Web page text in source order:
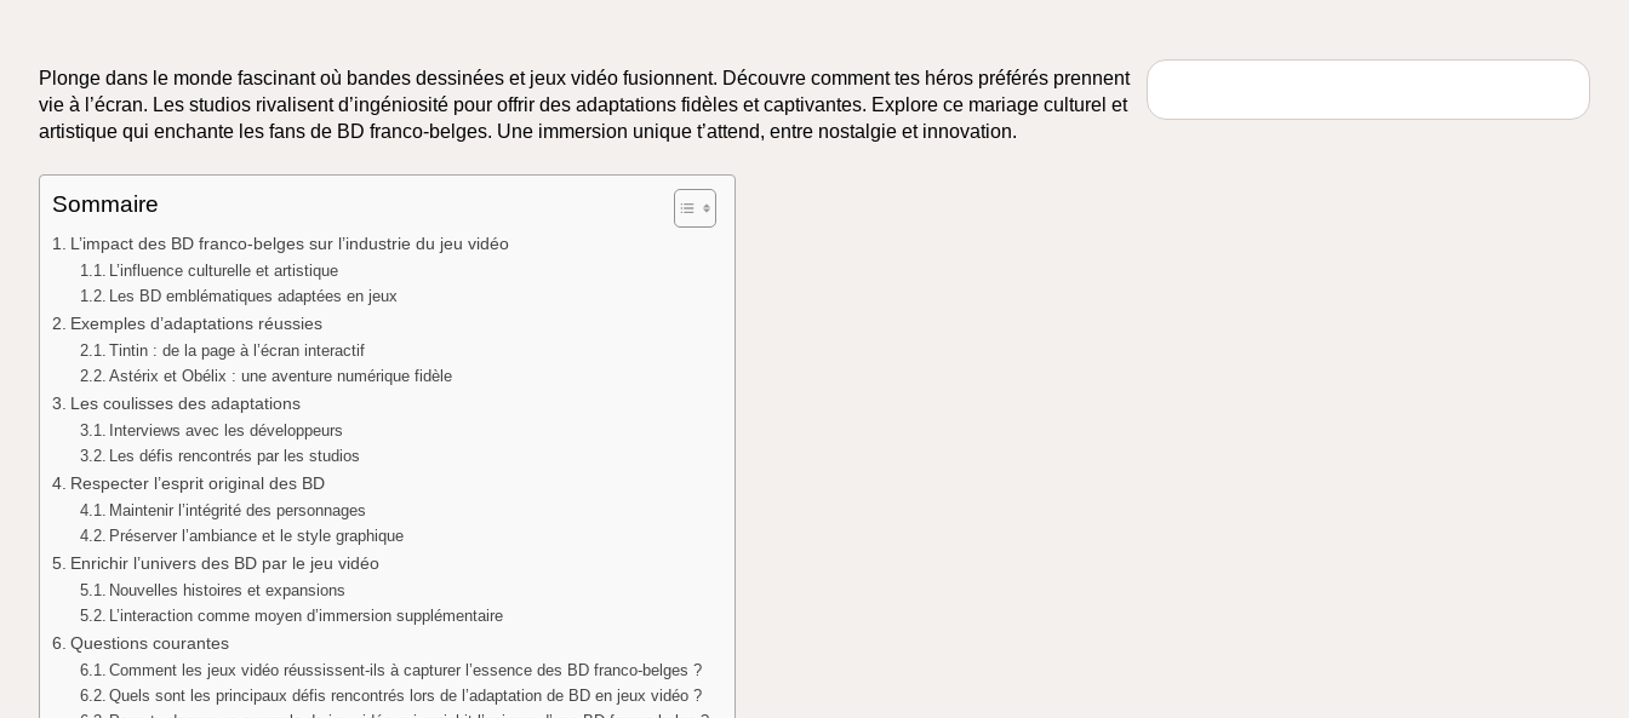
Plonge dans le monde fascinant où bandes dessinées et jeux vidéo fusionnent. Découvre comment tes héros préférés prennent
vie à l’écran. Les studios rivalisent d’ingéniosité pour offrir des adaptations fidèles et captivantes. Explore ce mariage culturel et
artistique qui enchante les fans de BD franco-belges. Une immersion unique t’attend, entre nostalgie et innovation.
Sommaire
L’impact des BD franco-belges sur l’industrie du jeu vidéo
L’influence culturelle et artistique
Les BD emblématiques adaptées en jeux
Exemples d’adaptations réussies
Tintin : de la page à l’écran interactif
Astérix et Obélix : une aventure numérique fidèle
Les coulisses des adaptations
Interviews avec les développeurs
Les défis rencontrés par les studios
Respecter l’esprit original des BD
Maintenir l’intégrité des personnages
Préserver l’ambiance et le style graphique
Enrichir l’univers des BD par le jeu vidéo
Nouvelles histoires et expansions
L’interaction comme moyen d’immersion supplémentaire
Questions courantes
Comment les jeux vidéo réussissent-ils à capturer l’essence des BD franco-belges ?
Quels sont les principaux défis rencontrés lors de l’adaptation de BD en jeux vidéo ?